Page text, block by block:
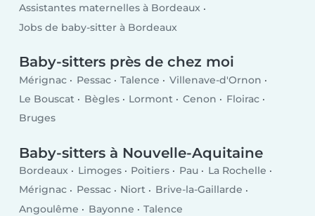
Assistantes maternelles à Bordeaux
Jobs de baby-sitter à Bordeaux
Baby-sitters près de chez moi
Mérignac Pessac Talence
Villenave-d'Ornon
Le Bouscat
Bègles Lormont Cenon
Floirac
Bruges
Baby-sitters à Nouvelle-Aquitaine
Bordeaux Limoges Poitiers Pau
La Rochelle
Mérignac
Pessac Niort
Brive-la-Gaillarde
Angoulême
Bayonne Talence